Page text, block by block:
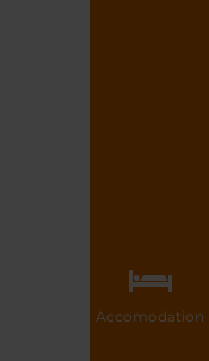
Accomodation